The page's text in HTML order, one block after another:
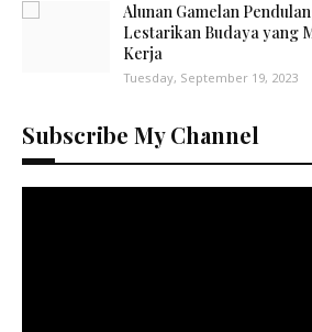
Alunan Gamelan
Lestarikan Budaya yang
Kerja
Tuesday, September 19, 2023
Subscribe My Channel